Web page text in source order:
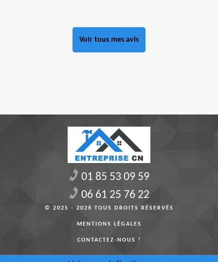
Voir tous mes avis
01 85 53 09 59
06 61 25 76 22
© 2025 - 2026 TOUS DROITS RÉSERVÉS
MENTIONS LÉGALES
CONTACTEZ-NOUS !